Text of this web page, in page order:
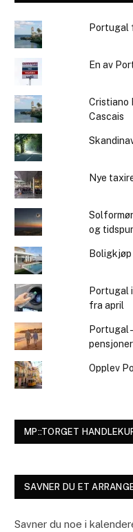
Portugal
En av
Cristiano
Cascais
Nye
og
Portugal
fra april
Portugal
Opplev
MP::TORGET
SAVNER DU ET
Savner du noe i